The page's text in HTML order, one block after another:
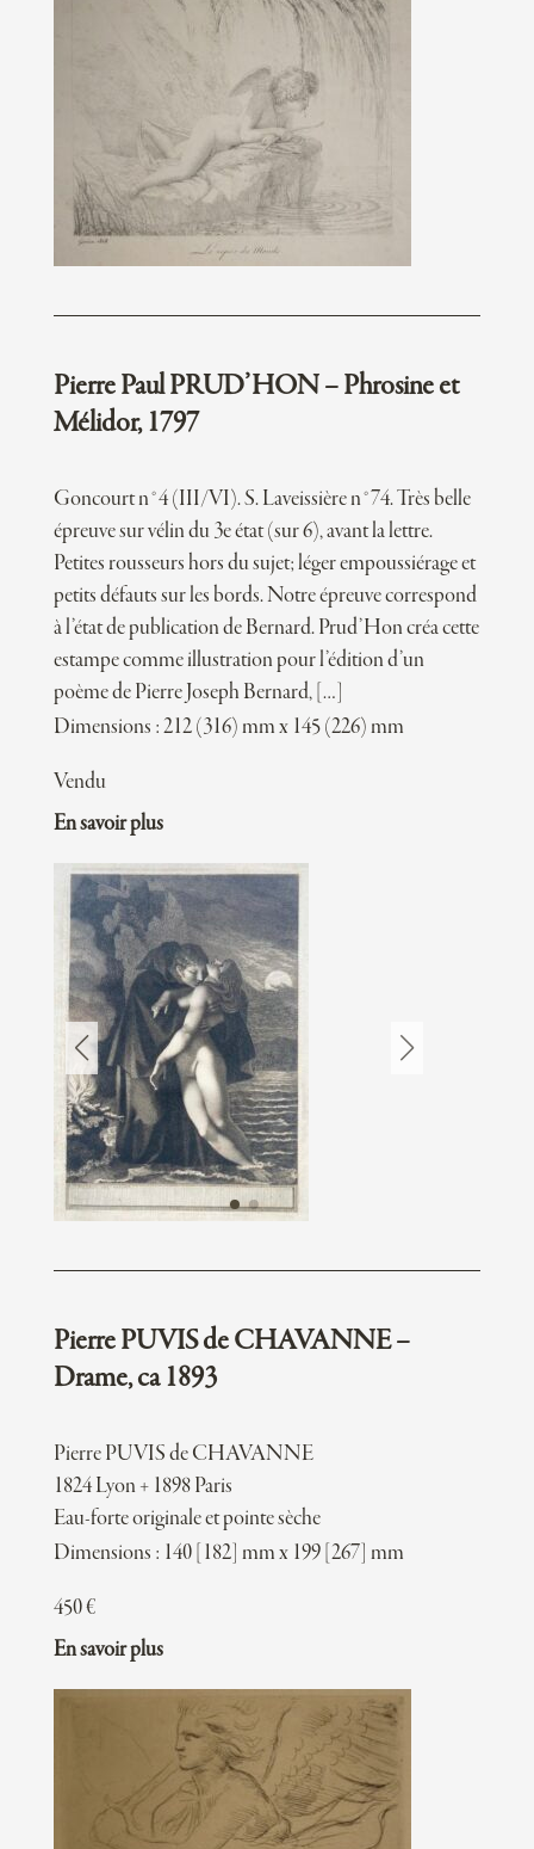
Pierre Paul PRUD’HON – Phrosine et
Mélidor, 1797
Goncourt n°4 (III/VI). S. Laveissière n°74. Très belle
épreuve sur vélin du 3e état (sur 6), avant la lettre.
Petites rousseurs hors du sujet; léger empoussiérage et
petits défauts sur les bords. Notre épreuve correspond
à l’état de publication de Bernard. Prud’Hon créa cette
estampe comme illustration pour l’édition d’un
poème de Pierre Joseph Bernard, […]
Dimensions : 212 (316) mm x 145 (226) mm
Vendu
En savoir plus
Pierre PUVIS de CHAVANNE –
Drame, ca 1893
Pierre PUVIS de CHAVANNE
1824 Lyon + 1898 Paris
Eau-forte originale et pointe sèche
Dimensions : 140 [182] mm x 199 [267] mm
450€
En savoir plus